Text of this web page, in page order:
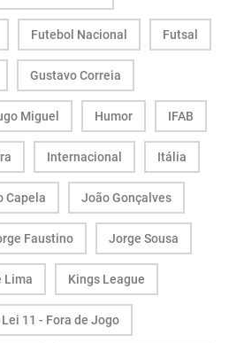
Futebol Nacional Futsal
Gustavo Correia
Miguel Humor IFAB
Internacional Itália
Capela João Gonçalves
Faustino Jorge Sousa
Lima Kings League
Lei 11 - Fora de Jogo